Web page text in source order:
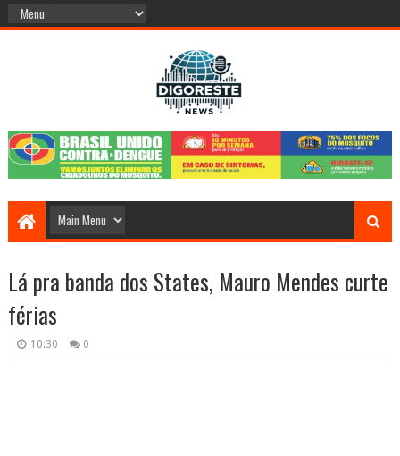
Lá pra banda dos States, Mauro Mendes curte
férias
10:30 0